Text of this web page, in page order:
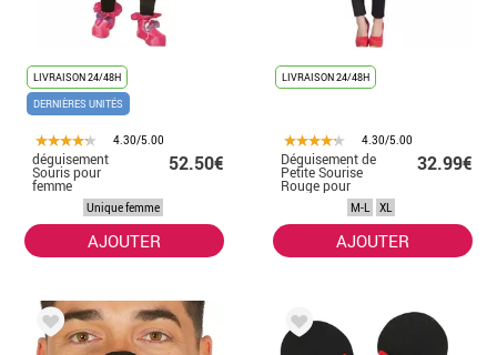
LIVRAISON 24/48H
DERNIÈRES UNITÉS
4.30/5.00
déguisement
Souris pour
femme
52.50€
Unique femme
AJOUTER
LIVRAISON 24/48H
4.30/5.00
Déguisement de
Petite Sourise
Rouge pour
femme
32.99€
M-L XL
AJOUTER